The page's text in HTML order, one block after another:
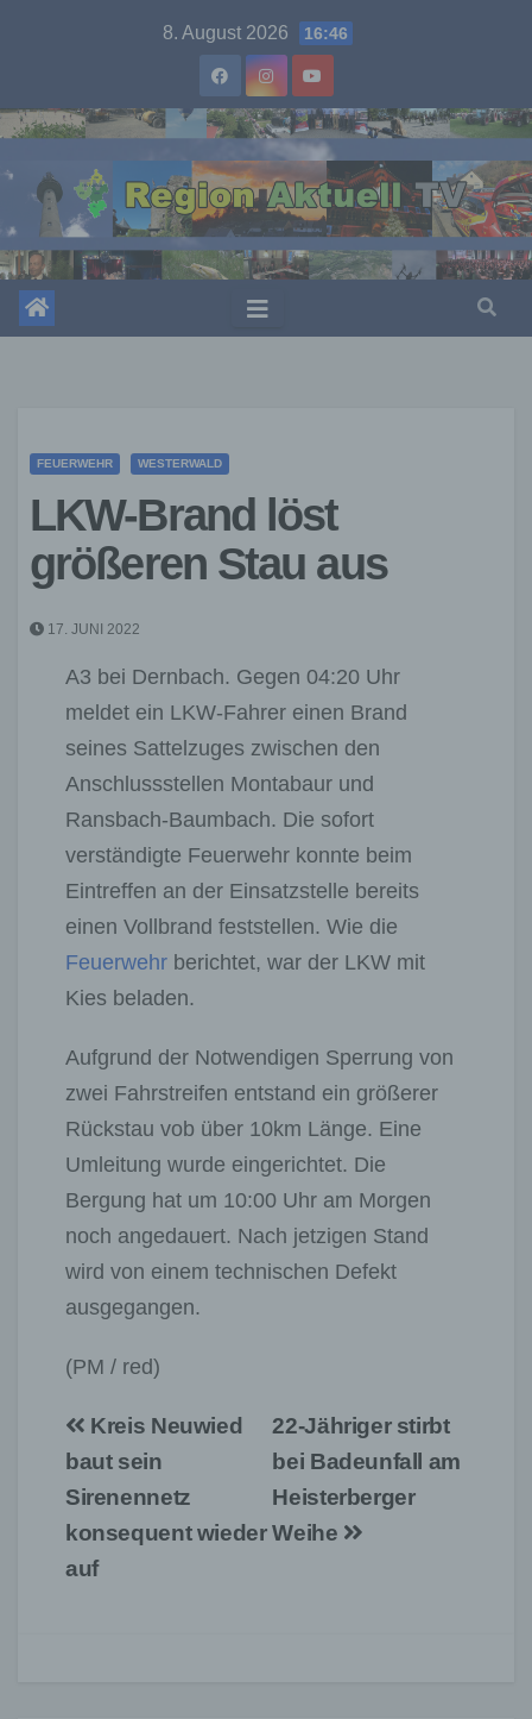
8. August 2026 16:46
FEUERWEHR WESTERWALD
LKW-Brand löst
größeren Stau aus
17. JUNI 2022
A3 bei Dernbach. Gegen 04:20 Uhr
meldet ein LKW-Fahrer einen Brand
seines Sattelzuges zwischen den
Anschlussstellen Montabaur und
Ransbach-Baumbach. Die sofort
verständigte Feuerwehr konnte beim
Eintreffen an der Einsatzstelle bereits
einen Vollbrand feststellen. Wie die
Feuerwehr berichtet, war der LKW mit
Kies beladen.
Aufgrund der Notwendigen Sperrung von
zwei Fahrstreifen entstand ein größerer
Rückstau vob über 10km Länge. Eine
Umleitung wurde eingerichtet. Die
Bergung hat um 10:00 Uhr am Morgen
noch angedauert. Nach jetzigen Stand
wird von einem technischen Defekt
ausgegangen.
(PM / red)
Beitragsnavigation
22-Jähriger stirbt
bei Badeunfall am
Heisterberger
Weihe
Kreis Neuwied
baut sein
Sirenennetz
konsequent wieder
auf